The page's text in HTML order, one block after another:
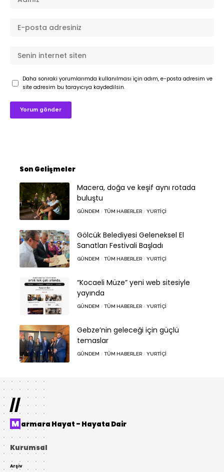
Daha sonraki yorumlarımda kullanılması için adım, e-posta adresim ve
site adresim bu tarayıcıya kaydedilsin.
Son Gelişmeler
Macera, doğa ve keşif aynı rotada
buluştu
GÜNDEM TÜM HABERLER YURTIÇI
Gölcük Belediyesi Geleneksel El
Sanatları Festivali Başladı
GÜNDEM TÜM HABERLER YURTIÇI
“Kocaeli Müze” yeni web sitesiyle
yayında
GÜNDEM TÜM HABERLER YURTIÇI
Gebze’nin geleceği için güçlü
temaslar
GÜNDEM TÜM HABERLER YURTIÇI
//
Marmara Hayat – Hayata Dair
Kurumsal
Arşiv